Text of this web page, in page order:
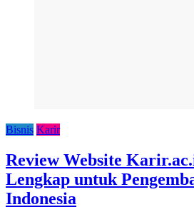
Bisnis Karir
Review Website
Lengkap untuk
Indonesia